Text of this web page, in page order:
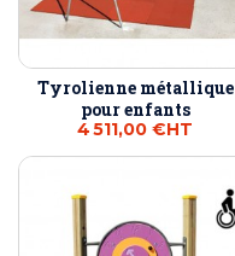
Tyrolienne métallique
pour enfants
4 511,00 €HT